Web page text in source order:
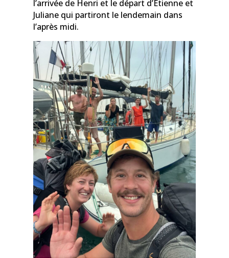
l’arrivée de Henri et le départ d’Etienne et
Juliane qui partiront le lendemain dans
l’après midi.